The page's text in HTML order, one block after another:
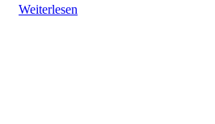
Weiterlesen